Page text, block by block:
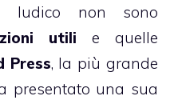
ludico non sono
utili e quelle
Press, la più grande
presentato una sua